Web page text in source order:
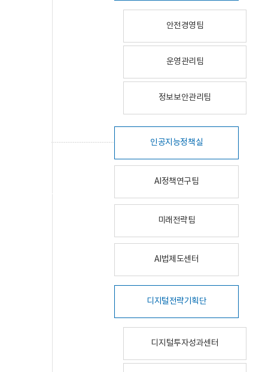
안전경영팀
운영관리팀
정보보안관리팀
인공지능정책실
AI정책연구팀
미래전략팀
AI법제도센터
디지털전략기획단
디지털투자성과센터